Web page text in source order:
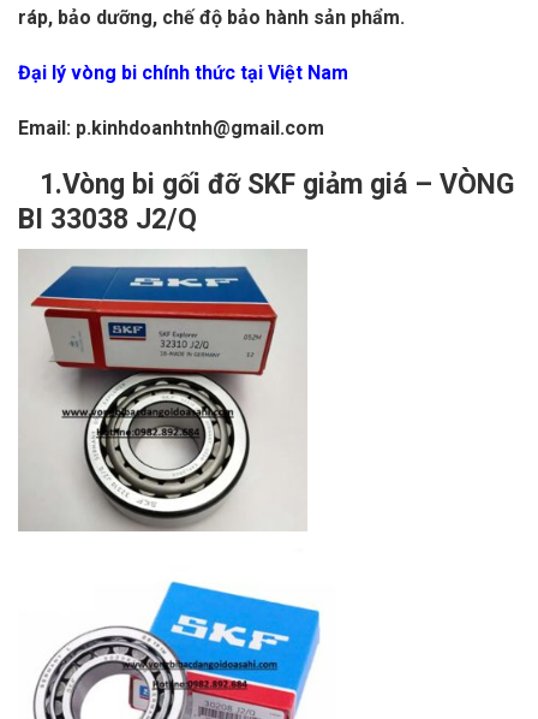
ráp, bảo dưỡng, chế độ bảo hành sản phẩm.
Đại lý vòng bi chính thức tại Việt Nam
Email: p.kinhdoanhtnh@gmail.com
1.Vòng bi gối đỡ SKF giảm giá – VÒNG
BI 33038 J2/Q